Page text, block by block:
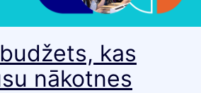
kas
nākotnes